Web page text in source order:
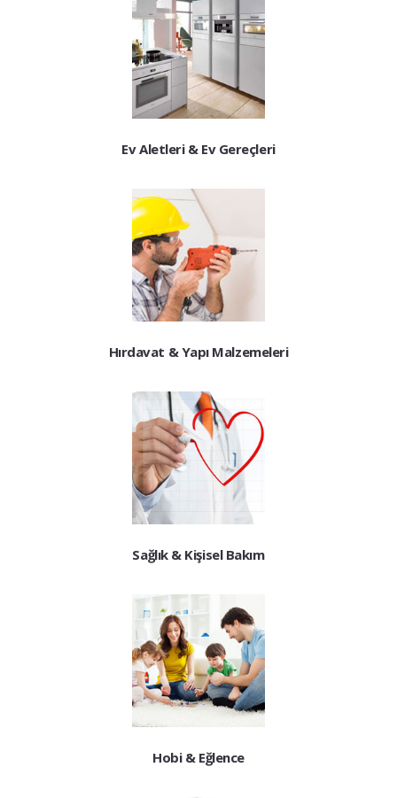
Ev Aletleri & Ev Gereçleri
Hırdavat & Yapı Malzemeleri
Sağlık & Kişisel Bakım
Hobi & Eğlence